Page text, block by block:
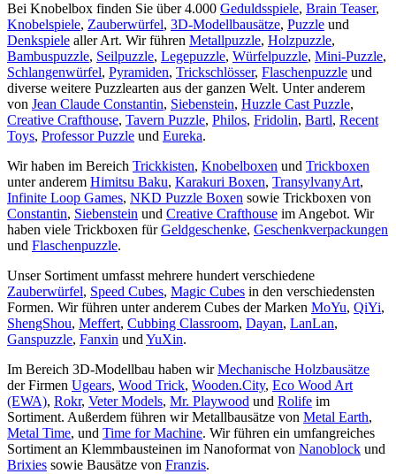
Bei Knobelbox finden Sie über 4.000 Geduldsspiele, Brain Teaser,
Knobelspiele, Zauberwürfel, 3D-Modellbausätze, Puzzle und
Denkspiele aller Art. Wir führen Metallpuzzle, Holzpuzzle,
Bambuspuzzle, Seilpuzzle, Legepuzzle, Würfelpuzzle, Mini-Puzzle,
Schlangenwürfel, Pyramiden, Trickschlösser, Flaschenpuzzle und
diverse weitere Puzzlearten aus der ganzen Welt. Unter anderem
von Jean Claude Constantin, Siebenstein, Huzzle Cast Puzzle,
Creative Crafthouse, Tavern Puzzle, Philos, Fridolin, Bartl, Recent
Toys, Professor Puzzle und Eureka.
Wir haben im Bereich Trickkisten, Knobelboxen und Trickboxen
unter anderem Himitsu Baku, Karakuri Boxen, TransylvanyArt,
Infinite Loop Games, NKD Puzzle Boxen sowie Trickboxen von
Constantin, Siebenstein und Creative Crafthouse im Angebot. Wir
haben viele Trickboxen fürGeldgeschenke, Geschenkverpackungen
und Flaschenpuzzle.
Unser Sortiment umfasst mehrere hundert verschiedene
Zauberwürfel, Speed Cubes, Magic Cubes in den verschiedensten
Formen. Wir führen unter anderem Cubes der Marken MoYu, QiYi,
ShengShou, Meffert, Cubbing Classroom, Dayan, LanLan,
Ganspuzzle, Fanxin und YuXin.
Im Bereich 3D-Modellbau haben wirMechanische Holzbausätze
der Firmen Ugears, Wood Trick, Wooden.City, Eco Wood Art
(EWA), Rokr, Veter Models, Mr. Playwood und Rolife im
Sortiment. Außerdem führen wir Metallbausätze von Metal Earth,
Metal Time, und Time for Machine. Wir führen ein umfangreiches
Sortiment an Klemmbausteinen im Nanoformat von Nanoblock und
Brixies sowie Bausätze von Franzis.